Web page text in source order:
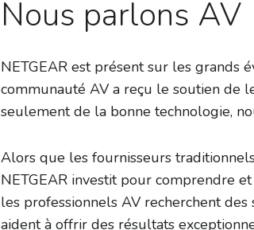
Nous parlons AV
NETGEAR est présent sur les grands
communauté AV a reçu le soutien de
seulement de la bonne technologie,
Alors que les fournisseurs
NETGEAR investit pour comprendre
les professionnels AV recherchent
aident à offrir des résultats